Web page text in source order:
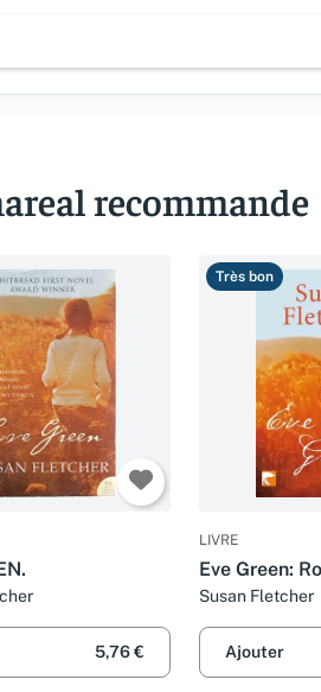
recommande
5,76 €
Très bon
LIVRE
Eve Green:
Susan Fletcher
Ajouter